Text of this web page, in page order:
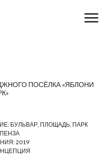
ПОСЁЛКА «ЯБЛОНИ
БУЛЬВАР, ПЛОЩАДЬ, ПАРК
2019